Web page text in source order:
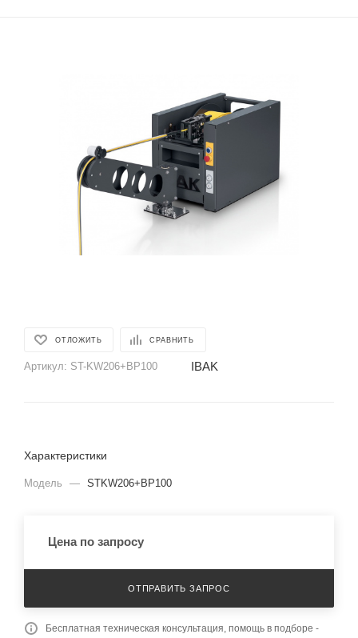
ОТЛОЖИТЬ СРАВНИТЬ
Артикул: ST-KW206+BP100 IBAK
Характеристики
Модель — STKW206+BP100
Цена по запросу
ОТПРАВИТЬ ЗАПРОС
Бесплатная техническая консультация, помощь в подборе -